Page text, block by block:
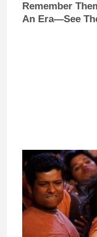
Remember
An Era—See